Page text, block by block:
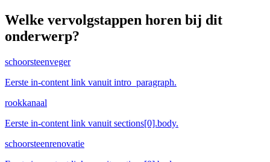
Welke vervolgstappen horen bij dit
onderwerp?
schoorsteenveger
Eerste in-content link vanuit intro_paragraph.
rookkanaal
Eerste in-content link vanuit sections[0].body.
schoorsteenrenovatie